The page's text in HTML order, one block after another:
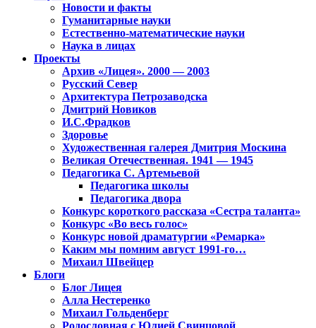
Новости и факты
Гуманитарные науки
Естественно-математические науки
Наука в лицах
Проекты
Архив «Лицея». 2000 — 2003
Русский Север
Архитектура Петрозаводска
Дмитрий Новиков
И.С.Фрадков
Здоровье
Художественная галерея Дмитрия Москина
Великая Отечественная. 1941 — 1945
Педагогика С. Артемьевой
Педагогика школы
Педагогика двора
Конкурс короткого рассказа «Сестра таланта»
Конкурс «Во весь голос»
Конкурс новой драматургии «Ремарка»
Каким мы помним август 1991-го…
Михаил Швейцер
Блоги
Блог Лицея
Алла Нестеренко
Михаил Гольденберг